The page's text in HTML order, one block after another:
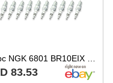
10 pc NGK 6801 BR10EIX Iridium IX Spark Plugs for W34EPT W34EN W34E-ZU zz
83.53